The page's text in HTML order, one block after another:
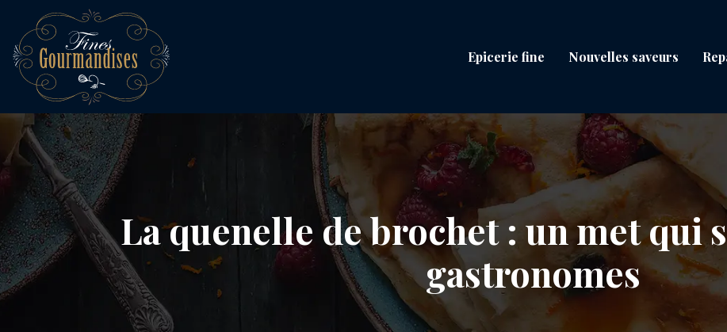
Epicerie fine Nouvelles saveurs
La quenelle de brochet : un met qui
gastronomes